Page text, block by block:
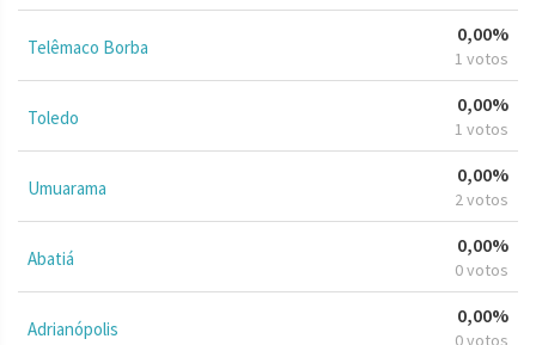
Telêmaco Borba
0,00%
1 votos
Toledo
0,00%
1 votos
Umuarama
0,00%
2 votos
Abatiá
0,00%
0 votos
Adrianópolis
0,00%
0 votos